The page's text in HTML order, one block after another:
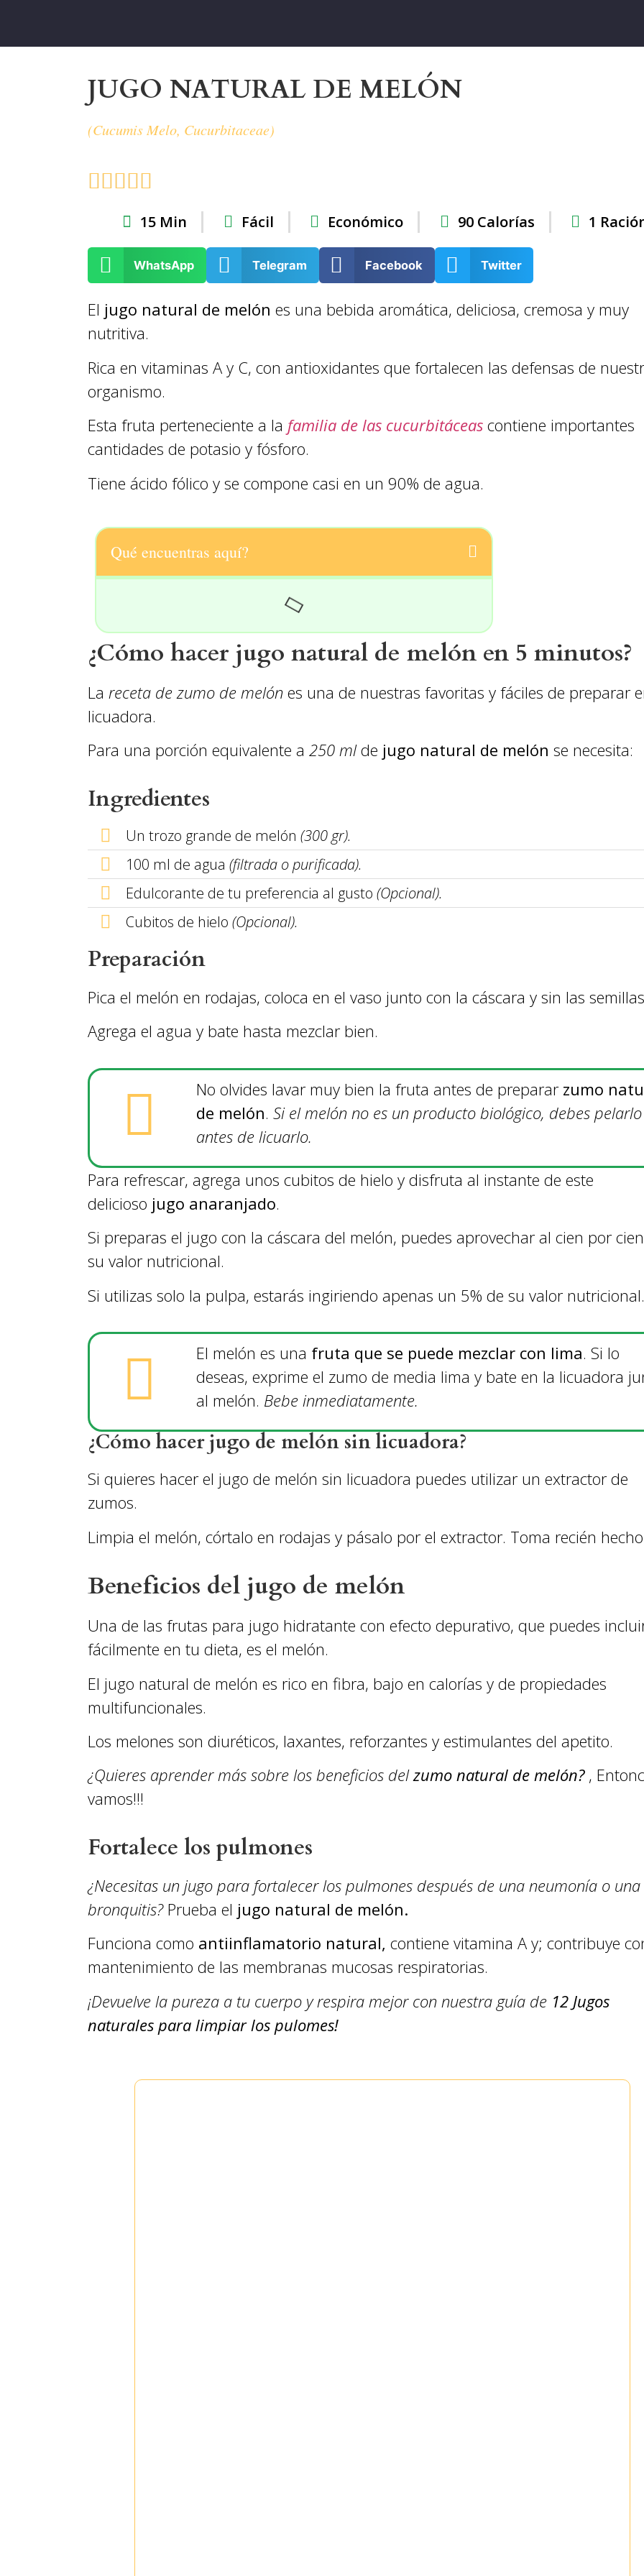
JUGO NATURAL DE MELÓN
(Cucumis Melo, Cucurbitaceae)

15 Min Fácil Económico 90 Calorías 1
WhatsApp Telegram Facebook Twitter
El jugo natural de melón es una bebida aromática, deliciosa, cremosa y muy
nutritiva.
Rica en vitaminas A y C, con antioxidantes que fortalecen las defensas de
organismo.
Esta fruta perteneciente a la familia de las cucurbitáceas contiene importantes
cantidades de potasio y fósforo.
Tiene ácido fólico y se compone casi en un 90% de agua.
Qué encuentras aquí?
¿Cómo hacer jugo natural de melón en 5 minutos?
La receta de zumo de melón es una de nuestras favoritas y fáciles de preparar
licuadora.
Para una porción equivalente a 250 mlde jugo natural de melón se necesita:
Ingredientes
Un trozo grande de melón (300 gr).
100 ml de agua (filtrada o purificada).
Edulcorante de tu preferencia al gusto (Opcional).
Cubitos de hielo (Opcional).
Preparación
Pica el melón en rodajas, coloca en el vaso junto con la cáscara y sin las
Agrega el agua y bate hasta mezclar bien.
No olvides lavar muy bien la fruta antes de preparar zumo
de melón. Si el melón no es un producto biológico, debes pelarlo
antes de licuarlo.
Para refrescar, agrega unos cubitos de hielo y disfruta al instante de este
delicioso jugo anaranjado.
Si preparas el jugo con la cáscara del melón, puedes aprovechar al cien por
su valor nutricional.
Si utilizas solo la pulpa, estarás ingiriendo apenas un 5% de su valor nutricional.
El melón es una fruta que se puede mezclar con lima. Si lo
deseas, exprime el zumo de media lima y bate en la licuadora
al melón. Bebe inmediatamente.
¿Cómo hacer jugo de melón sin licuadora?
Si quieres hacer el jugo de melón sin licuadora puedes utilizar un extractor de
zumos.
Limpia el melón, córtalo en rodajas y pásalo por el extractor. Toma recién
Beneficios del jugo de melón
Una de las frutas para jugo hidratante con efecto depurativo, que puedes
fácilmente en tu dieta, es el melón.
El jugo natural de melón es rico en fibra, bajo en calorías y de propiedades
multifuncionales.
Los melones son diuréticos, laxantes, reforzantes y estimulantes del apetito.
¿Quieres aprender más sobre los beneficios delzumo natural de melón?,
vamos!!!
Fortalece los pulmones
¿Necesitas un jugo para fortalecer los pulmones después de una neumonía o una
bronquitis?Prueba el jugo natural de melón.
Funciona como antiinflamatorio natural, contiene vitamina A y; contribuye
mantenimiento de las membranas mucosas respiratorias.
¡Devuelve la pureza a tu cuerpo y respira mejor con nuestra guía de 12 Jugos
naturales para limpiar los pulomes!